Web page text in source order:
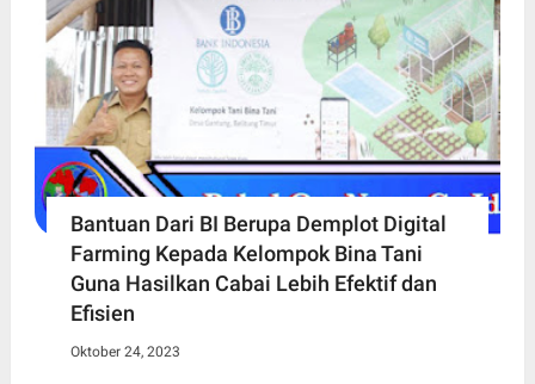
Bantuan Dari BI Berupa Demplot Digital
Farming Kepada Kelompok Bina Tani
Guna Hasilkan Cabai Lebih Efektif dan
Efisien
Oktober 24, 2023